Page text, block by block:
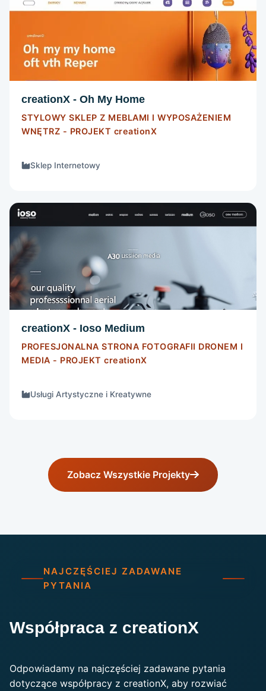
SKLEP INTERNETOWY
creationX - Oh My Home
STYLOWY SKLEP Z MEBLAMI I WYPOSAŻENIEM
WNĘTRZ - PROJEKT creationX
Sklep Internetowy
creationX - Ioso Medium
PROFESJONALNA STRONA FOTOGRAFII DRONEM I
MEDIA - PROJEKT creationX
Usługi Artystyczne i Kreatywne
Zobacz Wszystkie Projekty
NAJCZĘŚCIEJ ZADAWANE
PYTANIA
Współpraca z creationX
Odpowiadamy na najczęściej zadawane pytania
dotyczące współpracy z creationX, aby rozwiać